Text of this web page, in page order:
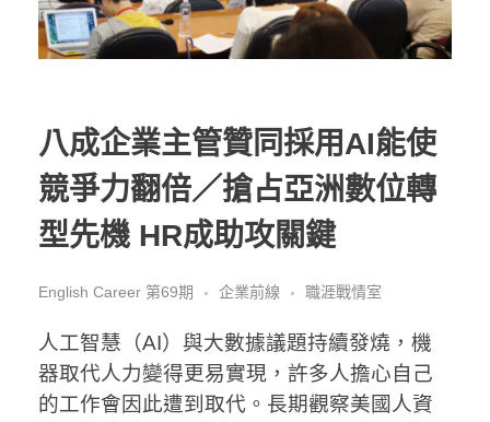
八成企業主管贊同採用AI能使
競爭力翻倍／搶占亞洲數位轉
型先機 HR成助攻關鍵
English Career 第69期 企業前線 職涯戰情室
人工智慧（AI）與大數據議題持續發燒，機
器取代人力變得更易實現，許多人擔心自己
的工作會因此遭到取代。長期觀察美國人資